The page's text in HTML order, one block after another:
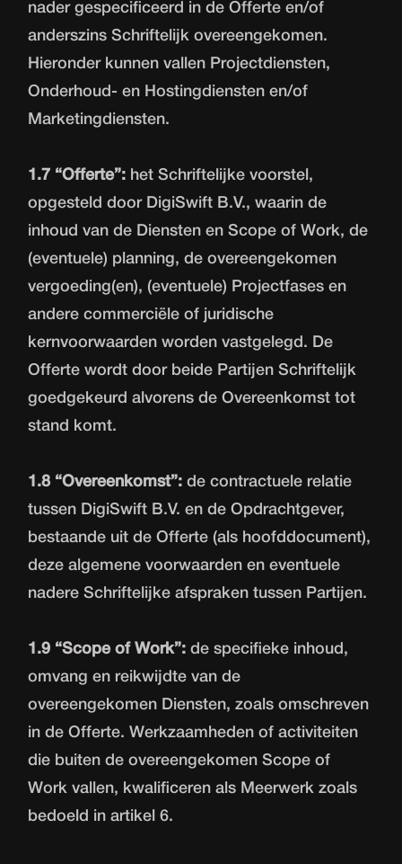
nader gespecificeerd in de Offerte en/of
anderszins Schriftelijk overeengekomen.
Hieronder kunnen vallen Projectdiensten,
Onderhoud- en Hostingdiensten en/of
Marketingdiensten.
1.7 “Offerte”: het Schriftelijke voorstel,
opgesteld door DigiSwift B.V., waarin de
inhoud van de Diensten en Scope of Work, de
(eventuele) planning, de overeengekomen
vergoeding(en), (eventuele) Projectfases en
andere commerciële of juridische
kernvoorwaarden worden vastgelegd. De
Offerte wordt door beide Partijen Schriftelijk
goedgekeurd alvorens de Overeenkomst tot
stand komt.
1.8 “Overeenkomst”: de contractuele relatie
tussen DigiSwift B.V. en de Opdrachtgever,
bestaande uit de Offerte (als hoofddocument),
deze algemene voorwaarden en eventuele
nadere Schriftelijke afspraken tussen Partijen.
1.9 “Scope of Work”:de specifieke inhoud,
omvang en reikwijdte van de
overeengekomen Diensten, zoals omschreven
in de Offerte. Werkzaamheden of activiteiten
die buiten de overeengekomen Scope of
Work vallen, kwalificeren als Meerwerk zoals
bedoeld in artikel 6.